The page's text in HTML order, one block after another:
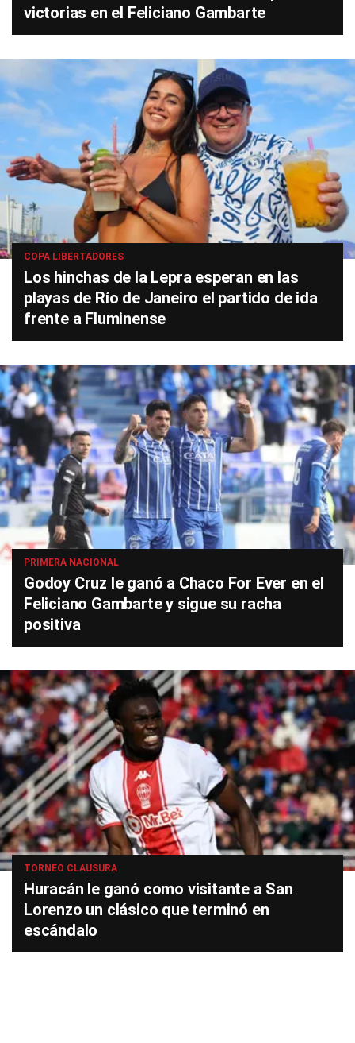
victorias en el Feliciano Gambarte
COPA LIBERTADORES
Los hinchas de la Lepra esperan en las
playas de Río de Janeiro el partido de ida
frente a Fluminense
PRIMERA NACIONAL
Godoy Cruz le ganó a Chaco For Ever en el
Feliciano Gambarte y sigue su racha
positiva
TORNEO CLAUSURA
Huracán le ganó como visitante a San
Lorenzo un clásico que terminó en
escándalo